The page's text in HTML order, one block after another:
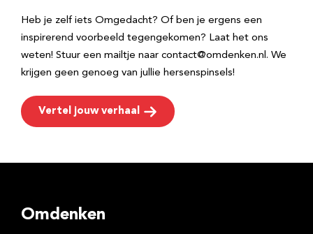
Heb je zelf iets Omgedacht? Of ben je ergens een
inspirerend voorbeeld tegengekomen? Laat het ons
weten! Stuur een mailtje naar contact@omdenken.nl. We
krijgen geen genoeg van jullie hersenspinsels!
Vertel jouw verhaal
Omdenken